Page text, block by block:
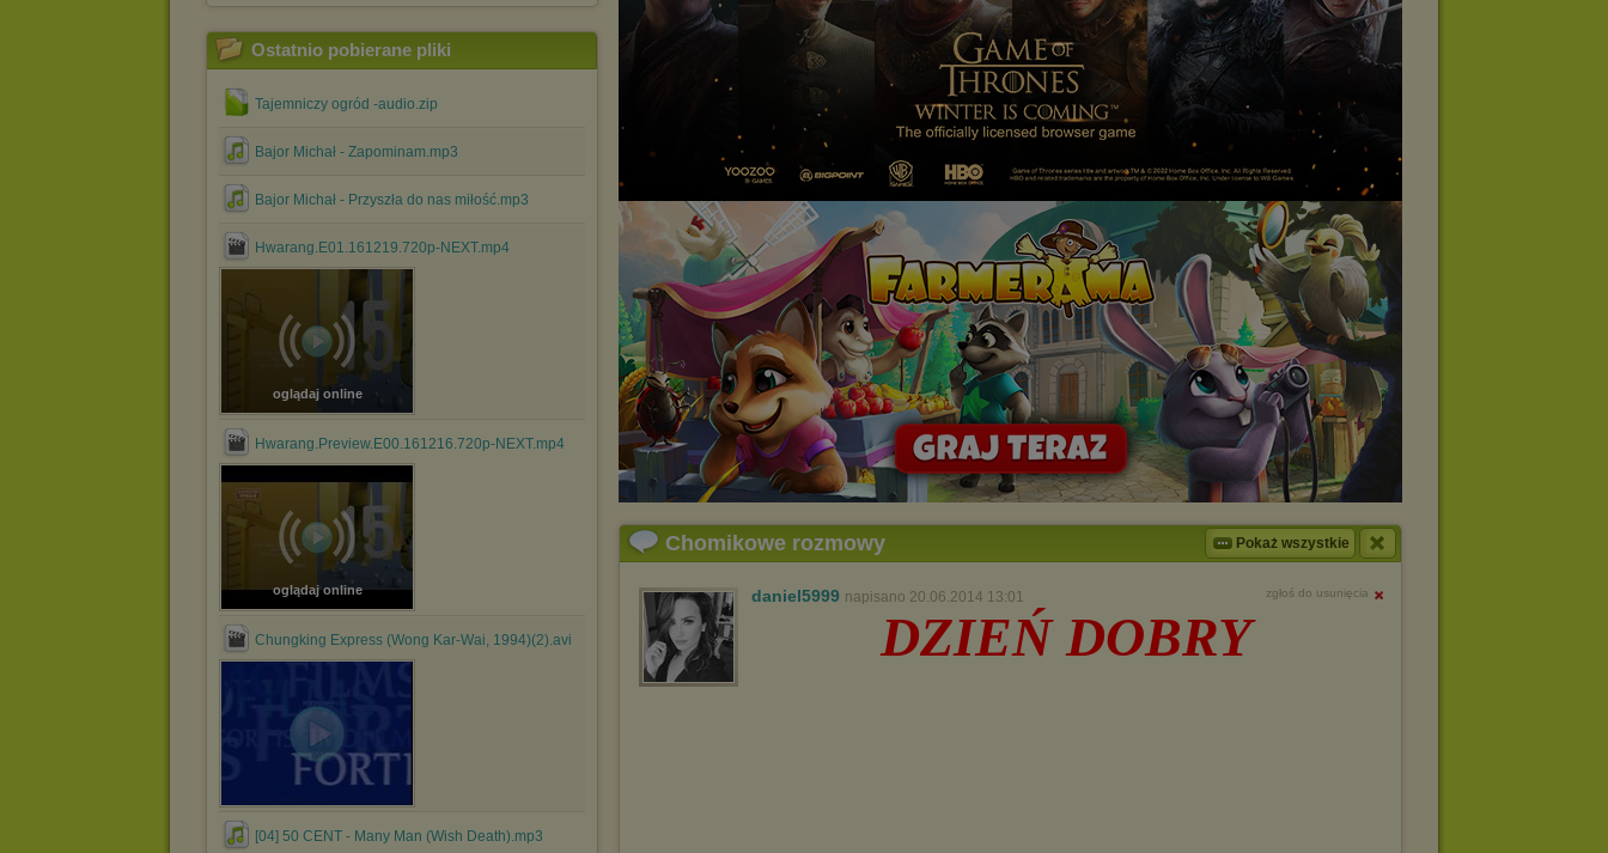
Ostatnio pobierane pliki
Tajemniczy ogród -audio.zip
Bajor Michał - Zapominam.mp3
Bajor Michał - Przyszła do nas miłość.mp3
Hwarang.E01.161219.720p-NEXT.mp4
oglądaj online
Hwarang.Preview.E00.161216.720p-NEXT.mp4
oglądaj online
Chungking Express (Wong Kar-Wai, 1994)(2).avi
[04] 50 CENT - Many Man (Wish Death).mp3
Chomikowe rozmowy Pokaż wszystkie
daniel5999 napisano 20.06.2014 13:01 zgłoś do usunięcia
DZIEŃ DOBRY